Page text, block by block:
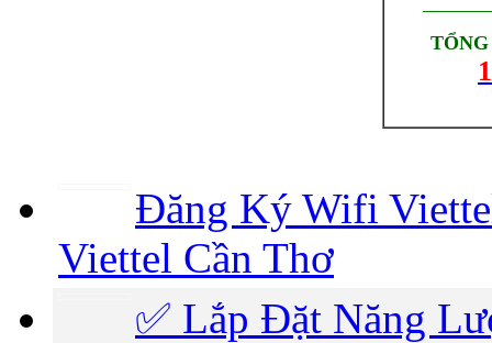
Đăng Ký Wifi
Viettel Cần Thơ
✅ Lắp Đặt Năng